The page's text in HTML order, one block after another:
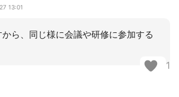
13:01
ら、同じ様に会議や研修に参加する
1